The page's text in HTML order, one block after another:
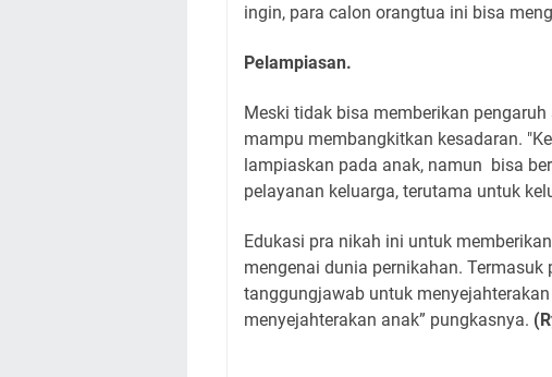
ingin, para calon orangtua ini bisa
Pelampiasan.
Meski tidak bisa memberikan
mampu membangkitkan kesadaran.
lampiaskan pada anak, namun bisa
pelayanan keluarga, terutama untuk
Edukasi pra nikah ini untuk
mengenai dunia pernikahan.
tanggungjawab untuk
menyejahterakan anak” pungkasnya.